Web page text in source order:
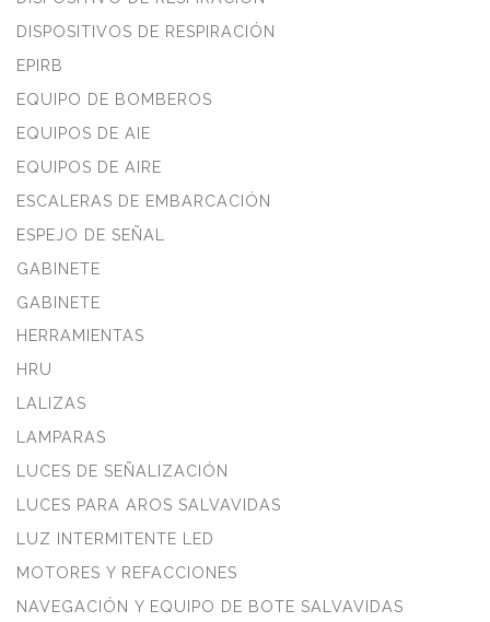
DISPOSITIVOS DE RESPIRACIÓN
EPIRB
EQUIPO DE BOMBEROS
EQUIPOS DE AIE
EQUIPOS DE AIRE
ESCALERAS DE EMBARCACIÓN
ESPEJO DE SEÑAL
GABINETE
GABINETE
HERRAMIENTAS
HRU
LALIZAS
LAMPARAS
LUCES DE SEÑALIZACIÓN
LUCES PARA AROS SALVAVIDAS
LUZ INTERMITENTE LED
MOTORES Y REFACCIONES
NAVEGACIÓN Y EQUIPO DE BOTE SALVAVIDAS